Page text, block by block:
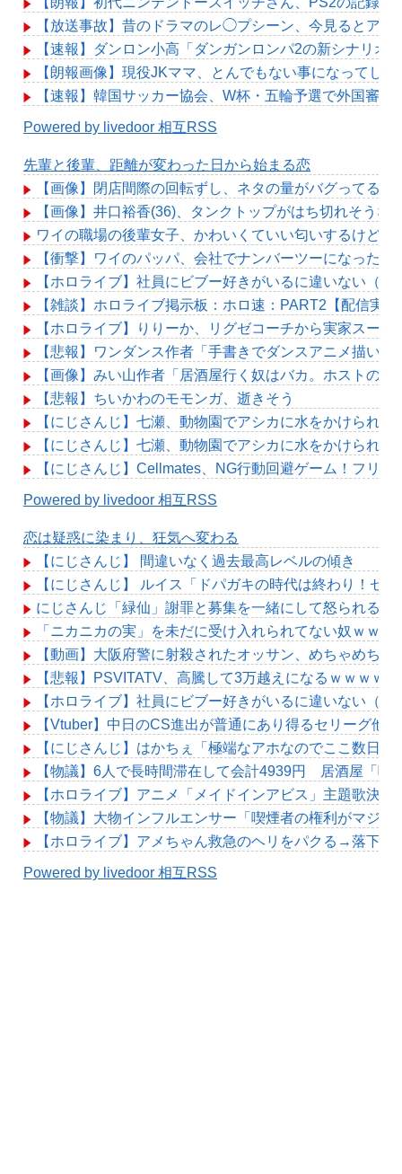
【放送事故】昔のドラマのレ◯プシーン、今見るとアウ
【速報】ダンロン小高「ダンガンロンパ2の新シナリオ
【朗報画像】現役JKママ、とんでもない事になってし
【速報】韓国サッカー協会、W杯・五輪予選で外国審
Powered by livedoor 相互RSS
先輩と後輩、距離が変わった日から始まる恋
【画像】閉店間際の回転ずし、ネタの量がバグってると
【画像】井口裕香(36)、タンクトップがはち切れそう
ワイの職場の後輩女子、かわいくていい匂いするけどマ
【衝撃】ワイのパッパ、会社でナンバーツーになった
【ホロライブ】社員にビブー好きがいるに違いない（確
【雑談】ホロライブ掲示板：ホロ速：PART2【配信実況
【ホロライブ】りりーか、リグゼコーチから実家スー
【悲報】ワンダンス作者「手書きでダンスアニメ描い
【画像】みい山作者「居酒屋行く奴はバカ。ホストの
【悲報】ちいかわのモモンガ、逝きそう
【にじさんじ】七瀬、動物園でアシカに水をかけられ
【にじさんじ】七瀬、動物園でアシカに水をかけられ
【にじさんじ】Cellmates、NG行動回避ゲーム！フリが
Powered by livedoor 相互RSS
恋は疑惑に染まり、狂気へ変わる
【にじさんじ】 間違いなく過去最高レベルの傾き
【にじさんじ】 ルイス「ドパガキの時代は終わり！セ
にじさんじ「緑仙」謝罪と募集を一緒にして怒られる
「ニカニカの実」を未だに受け入れられてない奴ｗｗｗ
【動画】大阪府警に射殺されたオッサン、めちゃめちゃ
【悲報】PSVITATV、高騰して3万越えになるｗｗｗｗ
【ホロライブ】社員にビブー好きがいるに違いない（確
【Vtuber】中日のCS進出が普通にあり得るセリーグ他
【にじさんじ】はかちぇ「極端なアホなのでここ数日
【物議】6人で長時間滞在して会計4939円 居酒屋「喋
【ホロライブ】アニメ「メイドインアビス」主題歌決
【物議】大物インフルエンサー「喫煙者の権利がマジ
【ホロライブ】アメちゃん救急のヘリをパクる→落下【
Powered by livedoor 相互RSS